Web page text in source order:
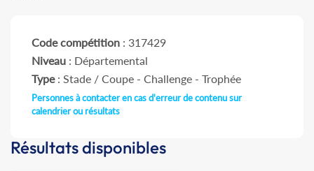
Code compétition : 317429
Niveau : Départemental
Type: Stade / Coupe - Challenge - Trophée
Personnes à contacter en cas d'erreur de contenu sur
calendrier ou résultats
Résultats disponibles